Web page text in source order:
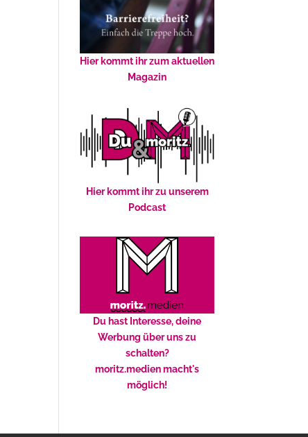
Hier kommt ihr zum aktuellen
Magazin
Hier kommt ihr zu unserem
Podcast
Du hast Interesse, deine
Werbung über uns zu
schalten?
moritz.medien macht's
möglich!